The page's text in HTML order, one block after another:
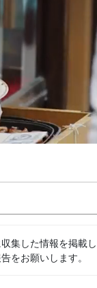
集した情報を掲載
をお願いします。